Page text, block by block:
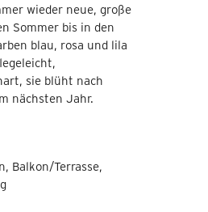
wieder neue, große
Sommer bis in den
blau, rosa und lila
sie blüht nach
nächsten Jahr.
Balkon/Terrasse,